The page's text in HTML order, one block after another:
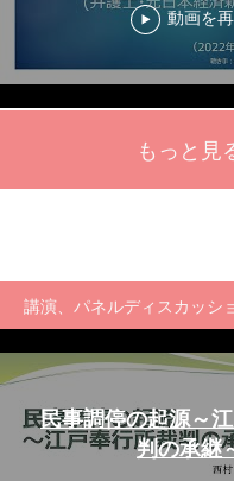
動画を
もっと見
講演、パネルディスカッシ
民事調停の起源～
判の承継